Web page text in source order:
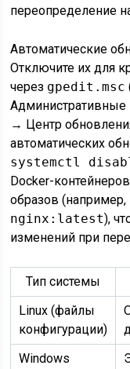
переопределение
Автоматические
Отключите их для
через gpedit.msc
→ Центр
автоматических
systemctl
Docker-
образов (например,
nginx:latest),
изменений при
Тип системы
Linux (файлы
конфигурации)
Windows